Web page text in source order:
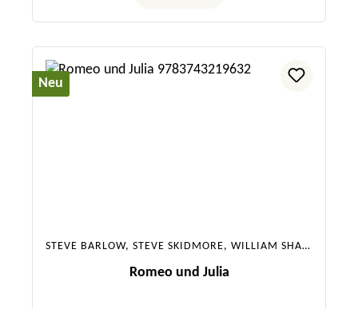
Neu
STEVE BARLOW, STEVE SKIDMORE, WILLIAM SHAKESPEARE
Romeo und Julia